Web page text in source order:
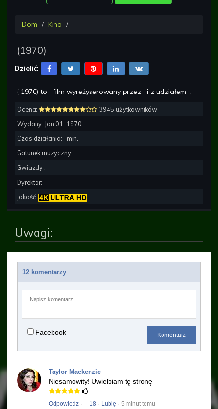
Dom Kino
(1970)
Dzielić:
( 1970) to film wyreżyserowany przez i z udziałem .
Ocena:
3945 użytkowników
Wydany: Jan 01, 1970
Czas działania:
min.
Gatunek muzyczny :
Gwiazdy :
Dyrektor:
Jakość:
Uwagi:
12 komentarzy
Facebook Komentarz
Taylor Mackenzie
Niesamowity! Uwielbiam tę stronę
Odpowiedz · 18 · Lubię · 5 minut temu